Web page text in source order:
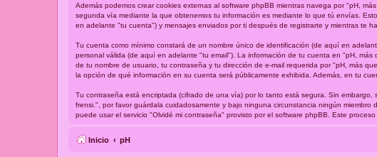
Además podemos crear cookies externas al software phpBB mientras navega por "pH,
segunda vía mediante la que obtenemos tu información es mediante lo que tú envías.
en adelante "tu cuenta") y mensajes enviados por ti después de registrarte y mientras te
Tu cuenta como mínimo constará de un nombre único de identificación (de aquí en
personal válida (de aquí en adelante "tu email"). La información de tu cuenta en "pH,
de tu nombre de usuario, tu contraseña y tu dirección de e-mail requerida por "pH, más
la opción de qué información en su cuenta será públicamente exhibida. Además, en tu
Tu contraseña está encriptada (cifrado de una vía) por lo tanto está segura. Sin
frensi.", por favor guárdala cuidadosamente y bajo ninguna circunstancia ningún
puede usar el servicio "Olvidé mi contraseña" provisto por el software phpBB. Este
Inicio pH